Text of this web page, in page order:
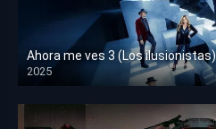
Ahora me ves 3 (Los ilusionistas)
2025
HD 1080p